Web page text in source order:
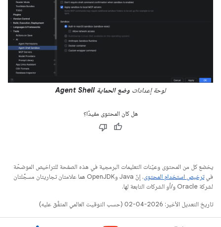
لوحة إعدادات وضع الحماية Agent Shell
هل كان المحتوى مفيدًا؟
يخضع كل من المحتوى وعيّنات التعليمات البرمجية في هذه الصفحة للتراخيص الموضحّة
فيترخيص استخدام المحتوى
. إنّ Java وOpenJDK هما علامتان تجاريتان مسجَّلتان
لشركة Oracle و/أو الشركات التابعة لها.
تاريخ التعديل الأخير: 2026-04-02 (حسب التوقيت العالمي المتفَّق عليه)